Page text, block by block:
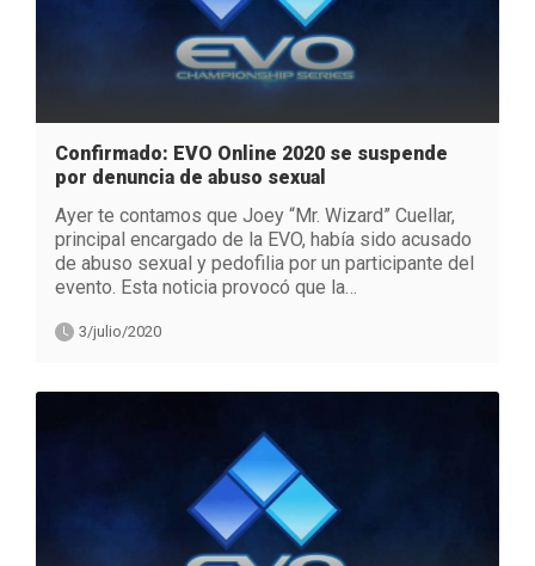
Confirmado: EVO Online 2020 se suspende
por denuncia de abuso sexual
Ayer te contamos que Joey “Mr. Wizard” Cuellar,
principal encargado de la EVO, había sido acusado
de abuso sexual y pedofilia por un participante del
evento. Esta noticia provocó que la…
3/julio/2020